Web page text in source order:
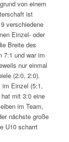
von einem
ist
verschiedene
Einzel- oder
Breite des
7:1 und war im
nur einmal
(2:0, 2:0).
im Einzel (5:1,
mit 3:0 eine
im Team,
nächste große
U10 scharrt